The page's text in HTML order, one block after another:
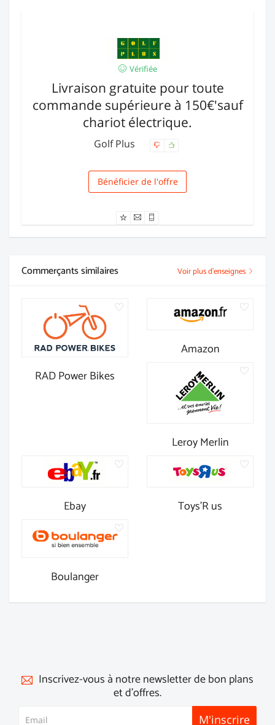
Vérifiée
Livraison gratuite pour toute
commande supérieure à 150€'sauf
chariot électrique.
Golf Plus
Livraison
Bénéficier de l'offre
Commerçants similaires Voir plus d'enseignes
RAD Power Bikes
Amazon
Leroy Merlin
Ebay Toys'R us
Boulanger
Inscrivez-vous à notre newsletter de bon plans
et d'offres.
M'inscrire